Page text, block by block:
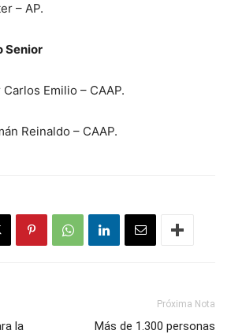
– AP.
Senior
Emilio – CAAP.
Reinaldo – CAAP.
la
Próxima Nota
Más de 1.300 personas